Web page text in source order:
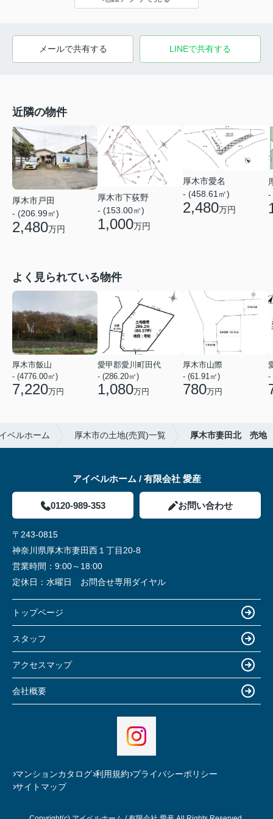
メールで共有する LINEで共有する
近隣の物件
厚木市戸田
- (206.99㎡)
2,480万円
厚木市下荻野
- (153.00㎡)
1,000万円
厚木市愛名
- (458.61㎡)
2,480万円
-
よく見られている物件
厚木市飯山
- (4776.00㎡)
7,220万円
愛甲郡愛川町田代
- (286.20㎡)
1,080万円
厚木市山際
- (61.91㎡)
780万円
-
ベルホーム 厚木市の土地(売買)一覧 厚木市妻田北 売地
アイベルホーム / 有限会社 愛産
0120-989-353 お問い合わせ
〒243-0815
神奈川県厚木市妻田西１丁目20-8
営業時間： 9:00～18:00
定休日： 水曜日 お問合せ専用ダイヤル
トップページ
スタッフ
アクセスマップ
会社概要
マンションカタログ 利用規約 プライバシーポリシー
サイトマップ